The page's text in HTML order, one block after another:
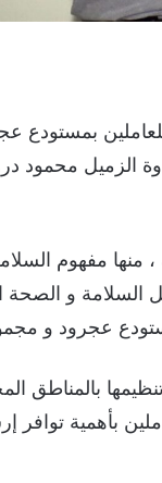
بمستودع
الزميل محمود
منها مفهوم
و الصحة
عجرود و
بالمناطق
بأهمية توافر